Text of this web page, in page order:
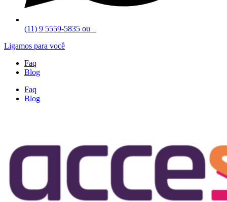
(11) 9 5559-5835 ou
Ligamos para você
Faq
Blog
Faq
Blog